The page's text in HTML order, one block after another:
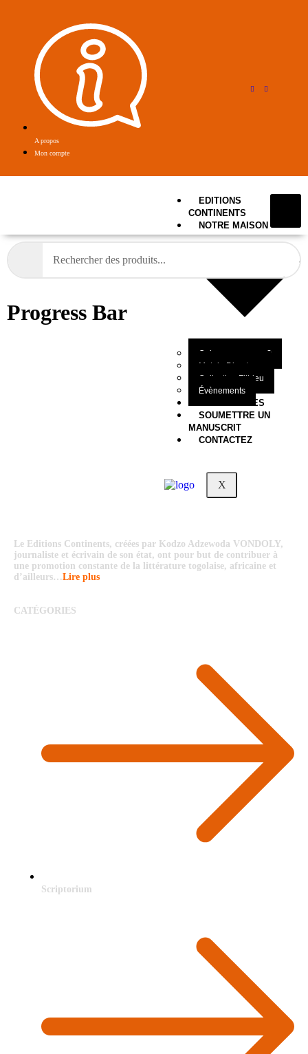
A propos
Mon compte
EDITIONS
CONTINENTS
NOTRE MAISON
Qui sommes-nous?
Mot du Directeur
Collection Filbleu
Évènements
NOS OEUVRES
SOUMETTRE UN
MANUSCRIT
CONTACTEZ
X
Progress Bar
Le Editions Continents, créées par Kodzo Adzewoda VONDOLY,
journaliste et écrivain de son état, ont pour but de contribuer à
une promotion constante de la littérature togolaise, africaine et
d’ailleurs…Lire plus
CATÉGORIES
Scriptorium